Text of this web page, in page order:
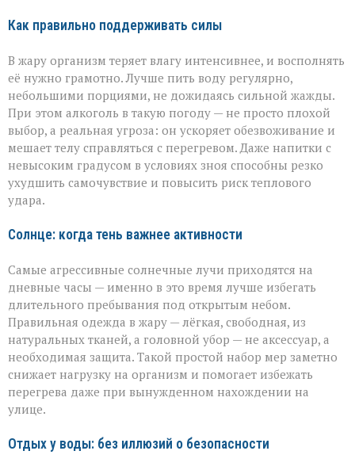
Как правильно поддерживать силы
В жару организм теряет влагу интенсивнее, и восполнять
её нужно грамотно. Лучше пить воду регулярно,
небольшими порциями, не дожидаясь сильной жажды.
При этом алкоголь в такую погоду — не просто плохой
выбор, а реальная угроза: он ускоряет обезвоживание и
мешает телу справляться с перегревом. Даже напитки с
невысоким градусом в условиях зноя способны резко
ухудшить самочувствие и повысить риск теплового
удара.
Солнце: когда тень важнее активности
Самые агрессивные солнечные лучи приходятся на
дневные часы — именно в это время лучше избегать
длительного пребывания под открытым небом.
Правильная одежда в жару — лёгкая, свободная, из
натуральных тканей, а головной убор — не аксессуар, а
необходимая защита. Такой простой набор мер заметно
снижает нагрузку на организм и помогает избежать
перегрева даже при вынужденном нахождении на
улице.
Отдых у воды: без иллюзий о безопасности